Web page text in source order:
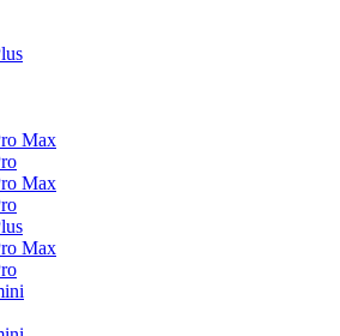
Max
Max
Max